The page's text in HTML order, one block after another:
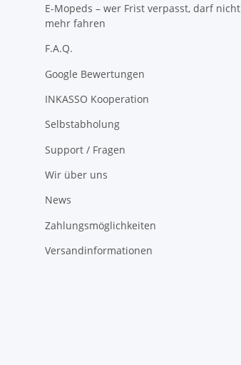
E-Mopeds – wer Frist verpasst, darf nicht
mehr fahren
F.A.Q.
Google Bewertungen
INKASSO Kooperation
Selbstabholung
Support / Fragen
Wir über uns
News
Zahlungsmöglichkeiten
Versandinformationen